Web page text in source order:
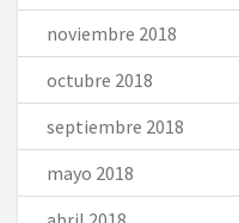
noviembre 2018
octubre 2018
septiembre 2018
mayo 2018